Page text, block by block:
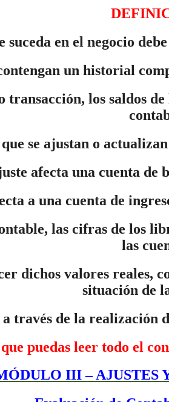
suceda en el negocio
un historial
transacción, los saldos
se ajustan o
afecta una cuenta de
a una cuenta de
las cifras de los
las
dichos valores reales,
situación de
a través de la
puedas leer todo el
III – AJUSTES